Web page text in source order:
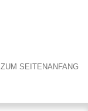
ZUM SEITENANFANG